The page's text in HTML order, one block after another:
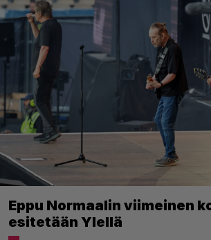
Eppu Normaalin viimeinen
esitetään Ylellä